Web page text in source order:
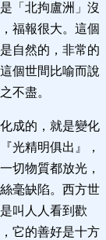
「北拘盧洲」沒
福報很大。這個
自然的，非常的
個世間比喻而說
不盡。
成的，就是變化
光精明俱出』，
切物質都放光，
毫缺陷。西方世
叫人人看到歡
它的善好是十方